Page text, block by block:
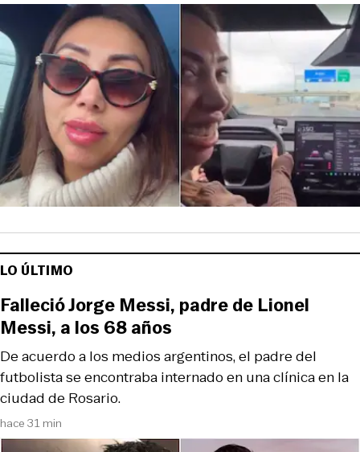
LO ÚLTIMO
hace 31 min
De acuerdo a los medios argentinos, el padre del
futbolista se encontraba internado en una clínica en la
ciudad de Rosario.
Falleció Jorge Messi, padre de Lionel
Messi, a los 68 años